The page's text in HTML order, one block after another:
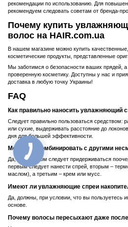
рекомендации по использованию. Для
рекомендуем следовать советам от бренда-
Почему купить
волос на HAIR.com.ua
В нашем магазине можно купить
косметические продукты, представленные
Мы заботимся о безопасности ваших прядей,
проверенную косметику. Доступны у нас и
доставка в любую точку Украины!
FAQ
Как правильно наносить увлажняющий
Следует правильно пользоваться
или сухие, выдерживать расстояние до
дня для большей эффективности.
Можно ли комбинировать с другими
Да, но при этом следует придерживаться
первым следует нанести спрей, вторым –
маслом), а третьим – крем или мусс.
Имеют ли увлажняющие спреи
Да, должны, при условии, что вы пользуетесь
основе.
Почему волосы пересыхают даже